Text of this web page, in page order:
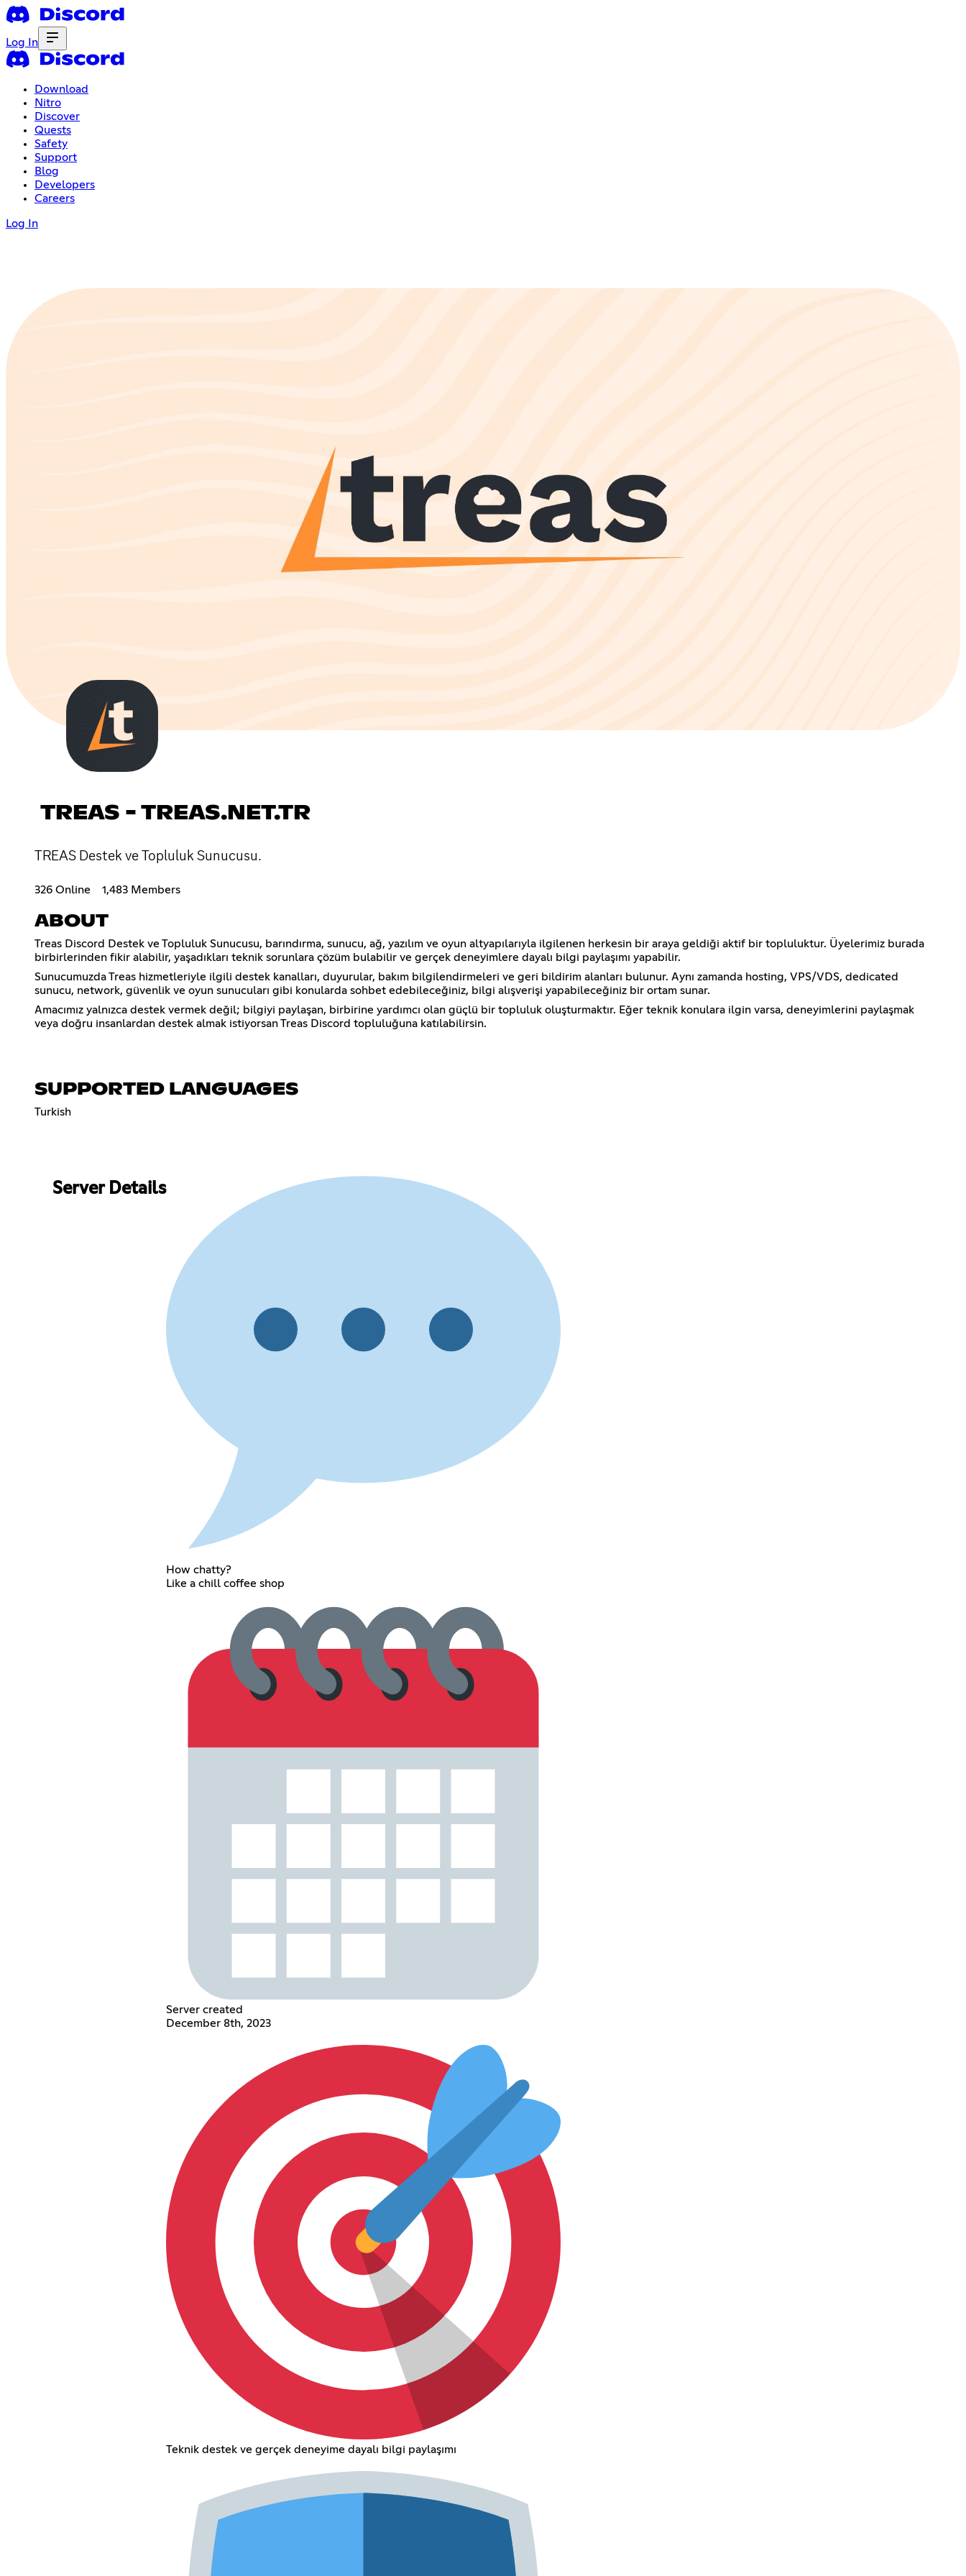
Log In
Download
Nitro
Discover
Quests
Safety
Support
Blog
Developers
Careers
Log In
TREAS - TREAS.NET.TR
TREAS Destek ve Topluluk Sunucusu.
326 Online 1,483 Members
ABOUT
Treas Discord Destek ve Topluluk Sunucusu, barındırma, sunucu, ağ, yazılım ve oyun altyapılarıyla ilgilenen herkesin bir araya geldiği aktif bir topluluktur. Üyelerimiz burada
birbirlerinden fikir alabilir, yaşadıkları teknik sorunlara çözüm bulabilir ve gerçek deneyimlere dayalı bilgi paylaşımı yapabilir.
Sunucumuzda Treas hizmetleriyle ilgili destek kanalları, duyurular, bakım bilgilendirmeleri ve geri bildirim alanları bulunur. Aynı zamanda hosting, VPS/VDS, dedicated
sunucu, network, güvenlik ve oyun sunucuları gibi konularda sohbet edebileceğiniz, bilgi alışverişi yapabileceğiniz bir ortam sunar.
Amacımız yalnızca destek vermek değil; bilgiyi paylaşan, birbirine yardımcı olan güçlü bir topluluk oluşturmaktır. Eğer teknik konulara ilgin varsa, deneyimlerini paylaşmak
veya doğru insanlardan destek almak istiyorsan Treas Discord topluluğuna katılabilirsin.
SUPPORTED LANGUAGES
Turkish
Server Details
How chatty?
Like a chill coffee shop
Server created
December 8th, 2023
Teknik destek ve gerçek deneyime dayalı bilgi paylaşımı